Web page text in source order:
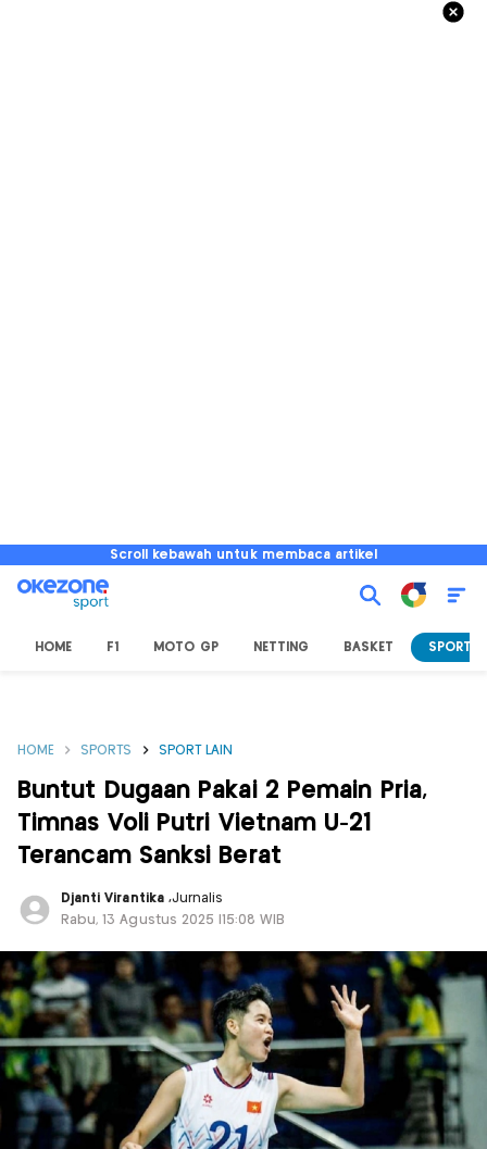
Scroll kebawah untuk membaca artikel
HOME F1 MOTO GP NETTING BASKET SPORT
HOME SPORTS SPORT LAIN
Buntut Dugaan Pakai 2 Pemain Pria,
Timnas Voli Putri Vietnam U-21
Terancam Sanksi Berat
Djanti Virantika ,Jurnalis
Rabu, 13 Agustus 2025 |15:08 WIB